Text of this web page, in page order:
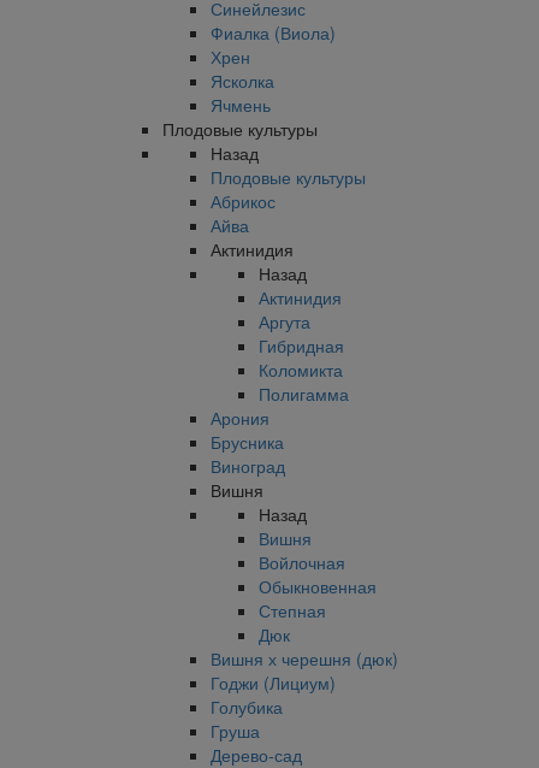
Синейлезис
Фиалка (Виола)
Хрен
Ясколка
Ячмень
Плодовые культуры
Назад
Плодовые культуры
Абрикос
Айва
Актинидия
Назад
Актинидия
Аргута
Гибридная
Коломикта
Полигамма
Арония
Брусника
Виноград
Вишня
Назад
Вишня
Войлочная
Обыкновенная
Степная
Дюк
Вишня х черешня (дюк)
Годжи (Лициум)
Голубика
Груша
Дерево-сад